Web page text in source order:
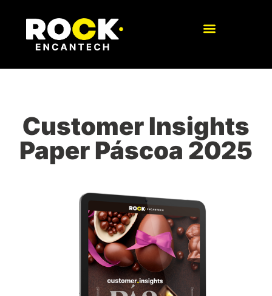
Customer Insights
Paper Páscoa 2025